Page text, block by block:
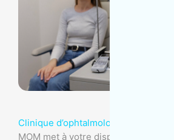
Clinique d’ophtalmologie
MOM met à votre disposition son